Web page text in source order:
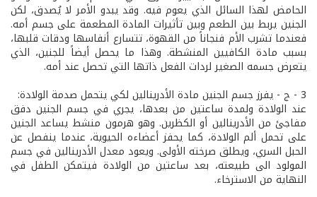
الحامض لهذا السائل الذي يعوم فيه. وقد يبدو الأمر لا يُصدق، لكن
الجنين يربط بين الطعم وبين تأثيرات المادة المطعمة على جسم أمه.
فعندما تشرب الأم فنجاناً من القهوة، تتسارع أنفاسها ودقات قلبها،
بسبب مادة الكافيين المنشطة. وهذا ما يحصل أيضاً للجنين، الذي
يتعرض جسمه الصغير لردات الفعل ذاتها التي تحصل عند أمه.
3 - ج - يفرز جسم الجنين مادة الأدرينالين لكي يتحمل صدمة الولادة:
عند الولادة ولمدة ساعتين من بعدها، يجري في جسم الجنين دفق
مفاجئ من الأدرينالين أو الكظرين. وهو هرمون منشط يساعد الجنين
على تحمل ألم الولادة، كما يحفز أعضاءه الحيوية، عندما ينفصل عن
الحبل السري، ويطلق صرخته الأولى. ويعود معدل الأدرينالين في جسم
المولود الى طبيعته، بعد ساعتين من الولادة فيتمكن الطفل في
النهاية من الاسترخاء.